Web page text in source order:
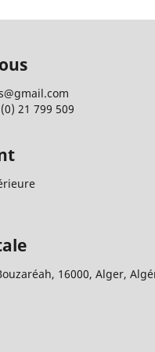
21 799 509
16000, Alger,